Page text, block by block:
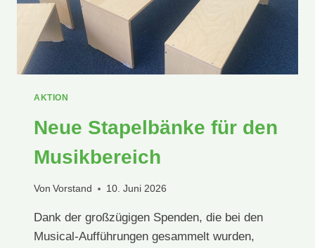
AKTION
Neue Stapelbänke für den
Musikbereich
Von Vorstand 10. Juni 2026
Dank der großzügigen Spenden, die bei den
Musical-Aufführungen gesammelt wurden,